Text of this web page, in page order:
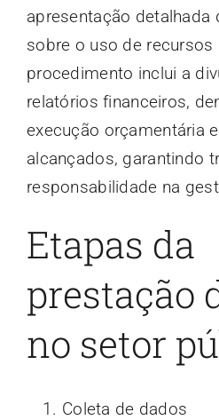
apresentação detalhada
sobre o uso de
procedimento inclui a
relatórios financeiros,
execução orçamentária
alcançados, garantindo
responsabilidade na
Etapas da
prestação
no setor
Coleta de dados